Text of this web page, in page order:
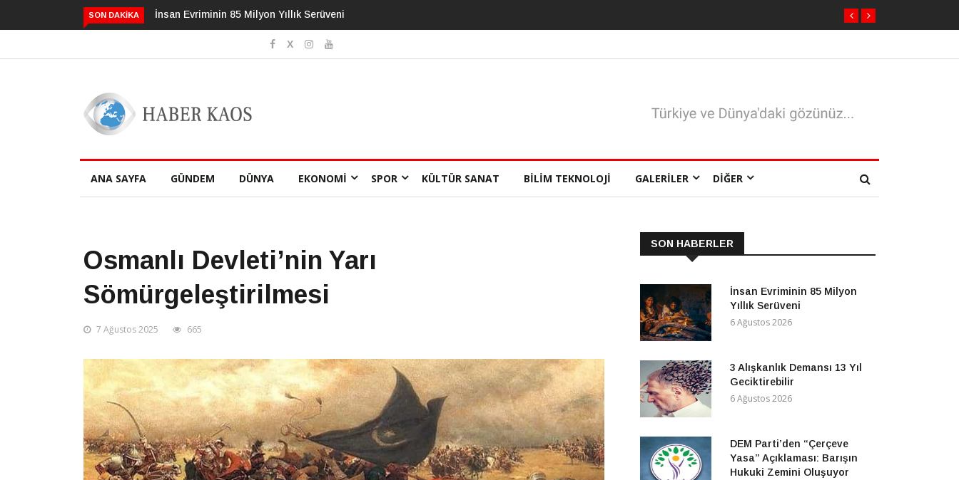
SON DAKIKA
85 Milyon Yıllık Serüveni3 Alışkanlık Demansı 13 Yıl
Geciktirebilir
ANA SAYFA GÜNDEM DÜNYA EKONOMI SPOR KÜLTÜR SANAT BILIM TEKNOLOJI GALERILER DIĞER
Osmanlı Devleti’nin Yarı
Sömürgeleştirilmesi
7 Ağustos 2025 665
SON HABERLER
İnsan Evriminin 85 Milyon
Yıllık Serüveni
6 Ağustos 2026
3 Alışkanlık Demansı 13 Yıl
Geciktirebilir
6 Ağustos 2026
DEM Parti’den “Çerçeve
Yasa” Açıklaması: Barışın
Hukuki Zemini Oluşuyor